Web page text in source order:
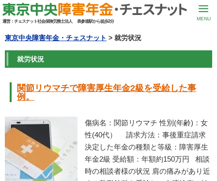
運営： チェスナット社会保険労務士法人 表参道駅から徒歩2分
MENU
東京中央障害年金・チェスナット > 就労状況
就労状況
関節リウマチで障害厚生年金2級を受給した事
例。
傷病名：関節リウマチ 性別(年齢)：女
性(40代） 請求方法：事後重症請求
決定した年金の種類と等級：障害厚生
年金2級 受給額：年額約150万円 相談
時の相談者様の状況 肩の痛みがあり近